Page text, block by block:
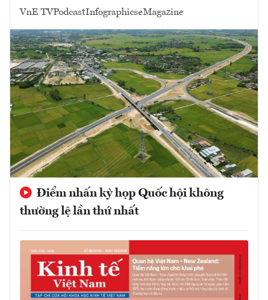
VnE TVPodcastInfographicseMagazine
Điểm nhấn kỳ họp Quốc hội không
thường lệ lần thứ nhất